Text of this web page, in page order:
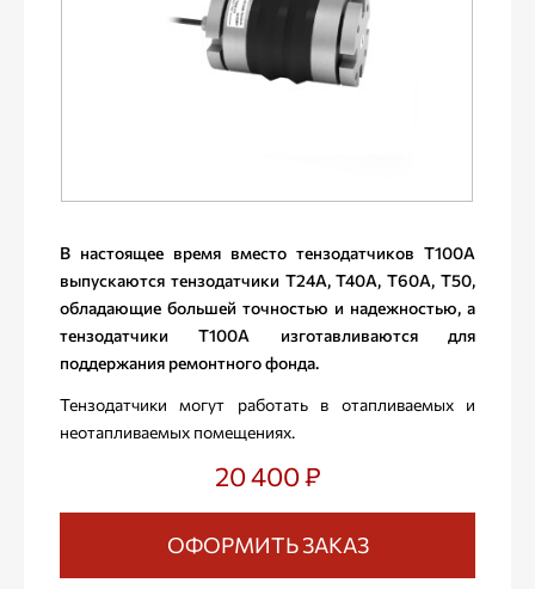
В настоящее время вместо тензодатчиков Т100А
выпускаются тензодатчики Т24А, Т40А, Т60А, Т50,
обладающие большей точностью и надежностью, а
тензодатчики Т100А изготавливаются для
поддержания ремонтного фонда.
Тензодатчики могут работать в отапливаемых и
неотапливаемых помещениях.
20 400 ₽
ОФОРМИТЬ ЗАКАЗ